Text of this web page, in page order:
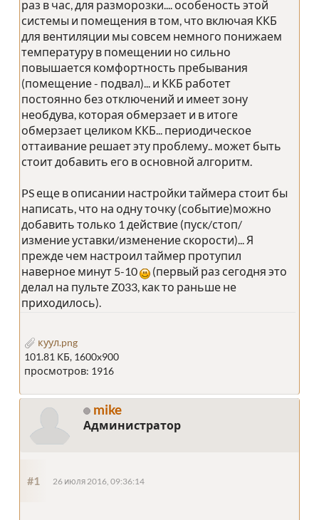
раз в час, для разморозки.... особеность этой
системы и помещения в том, что включая ККБ
для вентиляции мы совсем немного понижаем
температуру в помещении но сильно
повышается комфортность пребывания
(помещение - подвал)... и ККБ работет
постоянно без отключений и имеет зону
необдува, которая обмерзает и в итоге
обмерзает целиком ККБ... периодическое
оттаивание решает эту проблему.. может быть
стоит добавить его в основной алгоритм.
PS еще в описании настройки таймера стоит бы
написать, что на одну точку (событие)можно
добавить только 1 действие (пуск/стоп/
измение уставки/изменение скорости)... Я
прежде чем настроил таймер протупил
наверное минут 5-10
(первый раз сегодня это
делал на пульте Z033, как то раньше не
приходилось).
куул.png
101.81 КБ, 1600x900
просмотров: 1916
mike
Администратор
#1 26 июля 2016, 09:36:14